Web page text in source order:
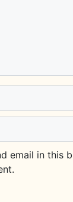
email in this